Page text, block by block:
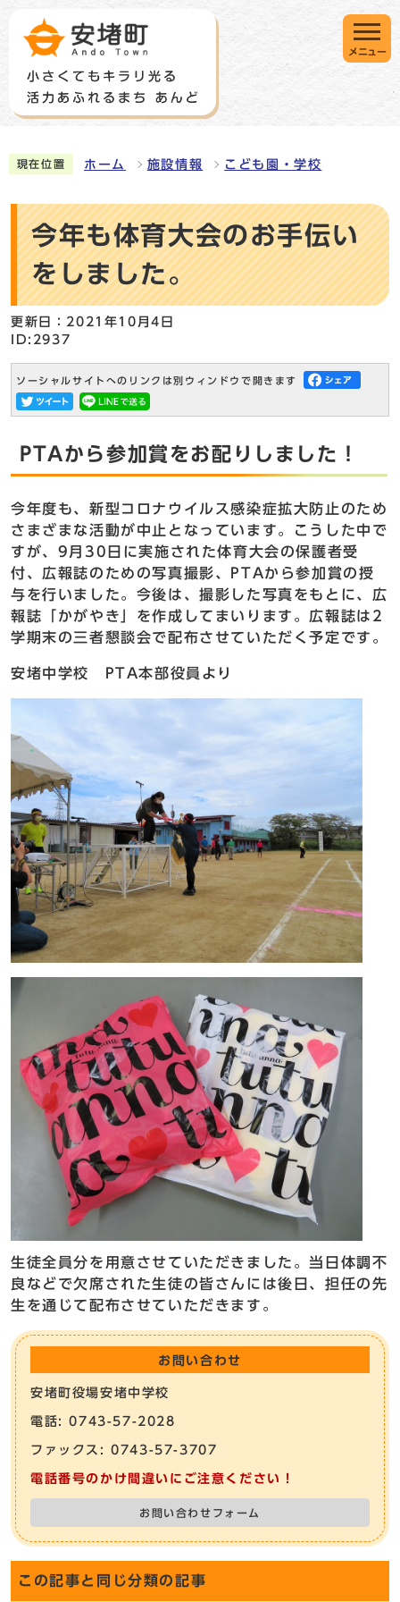
メニュー
現在位置 ホーム 施設情報 こども園・学校
今年も体育大会のお手伝い
をしました。
更新日：2021年10月4日
ID:2937
ソーシャルサイトへのリンクは別ウィンドウで開きます
PTAから参加賞をお配りしました！
今年度も、新型コロナウイルス感染症拡大防止のため
さまざまな活動が中止となっています。こうした中で
すが、9月30日に実施された体育大会の保護者受
付、広報誌のための写真撮影、PTAから参加賞の授
与を行いました。今後は、撮影した写真をもとに、広
報誌「かがやき」を作成してまいります。広報誌は2
学期末の三者懇談会で配布させていただく予定です。
安堵中学校 PTA本部役員より
生徒全員分を用意させていただきました。当日体調不
良などで欠席された生徒の皆さんには後日、担任の先
生を通じて配布させていただきます。
お問い合わせ
安堵町役場安堵中学校
電話: 0743-57-2028
ファックス: 0743-57-3707
電話番号のかけ間違いにご注意ください！
お問い合わせフォーム
この記事と同じ分類の記事